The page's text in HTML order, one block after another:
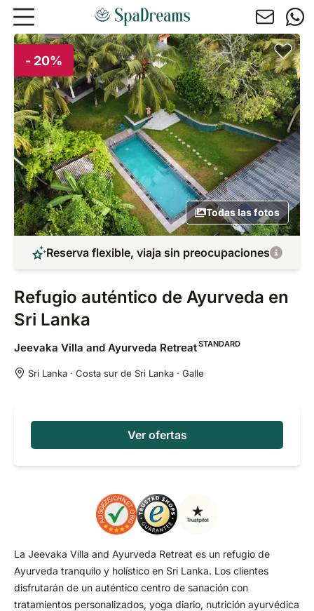
Ir al contenido principal
- 20%
Todas las fotos
Reserva flexible, viaja sin preocupaciones
Refugio auténtico de Ayurveda en
Sri Lanka
Jeevaka Villa and Ayurveda RetreatSTANDARD
Sri Lanka · Costa sur de Sri Lanka · Galle
Ver ofertas
La Jeevaka Villa and Ayurveda Retreat es un refugio de
Ayurveda tranquilo y holístico en Sri Lanka. Los clientes
disfrutarán de un auténtico centro de sanación con
tratamientos personalizados, yoga diario, nutrición ayurvédica